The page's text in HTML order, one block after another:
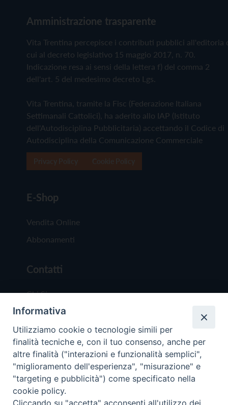
Amministrazione trasparente
Vita Trentina percepisce i contributi pubblici all'editoria
cui al decreto legislativo 15 maggio 2017, n. 70.
Indicazione resa ai sensi della lettera f) del comma 2
dell'art. 5 del medesimo decreto Lgs.
Vita Trentina, tramite la Fisc (Federazione Italiana
Settimanali Cattolici), ha aderito allo IAP (Istituto
dell'Autodisciplina Pubblicitaria) accettando il Codice di
Autodisciplina della Comunicazione Commerciale
E-Shop
Vendita Online
Abbonamenti
Contatti
Chi Siamo
Redazione
Scrivici
Copyright © 2019 - Tutti i diritti riservati - Vita
Informativa
Utilizziamo cookie o tecnologie simili per
finalità tecniche e, con il tuo consenso, anche per
altre finalità ("interazioni e funzionalità semplici",
"miglioramento dell'esperienza", "misurazione" e
"targeting e pubblicità") come specificato nella
cookie policy.